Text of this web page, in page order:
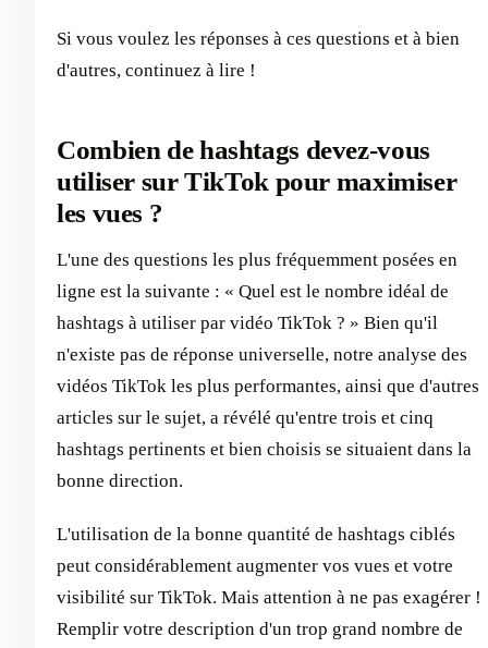
Si vous voulez les réponses à ces questions et à bien
d'autres, continuez à lire !
Combien de hashtags devez-vous
utiliser sur TikTok pour maximiser
les vues ?
L'une des questions les plus fréquemment posées en
ligne est la suivante : « Quel est le nombre idéal de
hashtags à utiliser par vidéo TikTok ? » Bien qu'il
n'existe pas de réponse universelle, notre analyse des
vidéos TikTok les plus performantes, ainsi que d'autres
articles sur le sujet, a révélé qu'entre trois et cinq
hashtags pertinents et bien choisis se situaient dans la
bonne direction.
L'utilisation de la bonne quantité de hashtags ciblés
peut considérablement augmenter vos vues et votre
visibilité sur TikTok. Mais attention à ne pas exagérer !
Remplir votre description d'un trop grand nombre de